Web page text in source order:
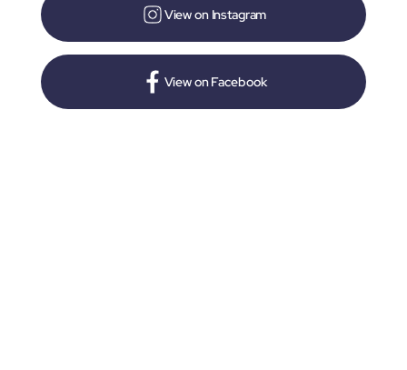
View on Instagram
View on Facebook